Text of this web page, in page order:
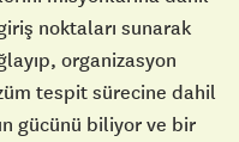
noktaları sunarak
organizasyon
tespit sürecine dahil
gücünü biliyor ve bir